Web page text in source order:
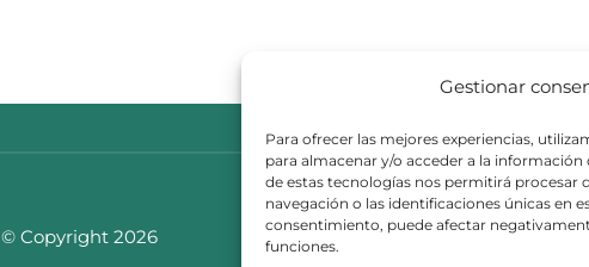
Gestionar
Para ofrecer las mejores experiencias,
para almacenar y/o acceder a la
de estas tecnologías nos permitirá
navegación o las identificaciones únicas en
consentimiento, puede afectar
funciones.
© Copyright 2026